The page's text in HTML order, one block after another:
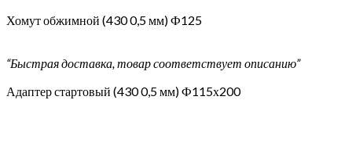
Хомут обжимной (430 0,5 мм) Ф125
“Быстрая доставка, товар соответствует описанию”
Адаптер стартовый (430 0,5 мм) Ф115х200